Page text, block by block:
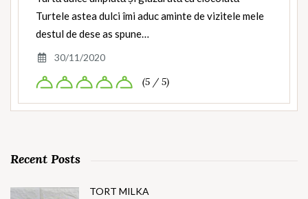
Turtele astea dulci îmi aduc aminte de vizitele mele
destul de dese as spune…
30/11/2020
(5 / 5)
Recent Posts
TORT MILKA